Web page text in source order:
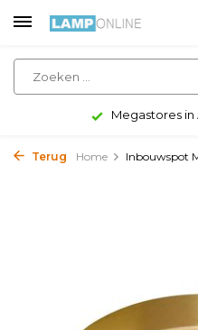
Megastores
Terug Home Inbouwspot